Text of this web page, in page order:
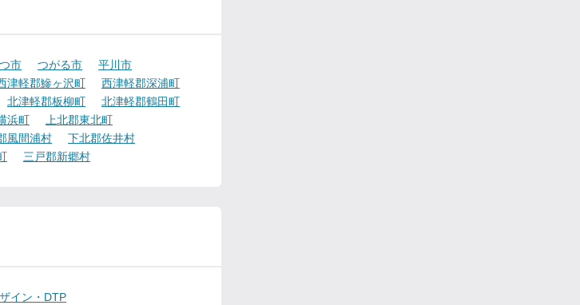
市 つがる市
平川市
津軽郡鰺ヶ沢町
西津軽郡深浦町
北津軽郡板柳町
北津軽郡鶴田町
浜町
上北郡東北町
風間浦村
下北郡佐井村
三戸郡新郷村
イン・DTP